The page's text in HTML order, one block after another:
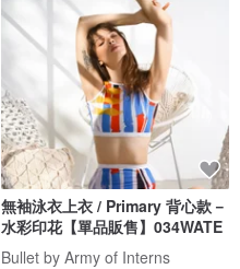
無袖泳衣上衣 / Primary 背心款－
水彩印花【單品販售】034WATE
Bullet by Army of Interns